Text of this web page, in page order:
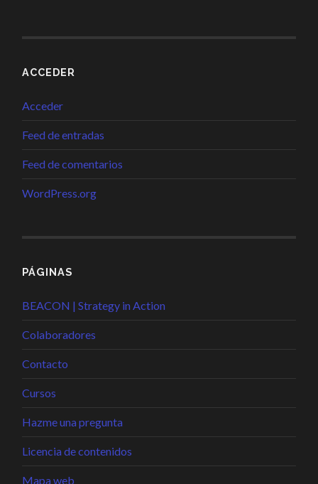
ACCEDER
Acceder
Feed de entradas
Feed de comentarios
WordPress.org
PÁGINAS
BEACON | Strategy in Action
Colaboradores
Contacto
Cursos
Hazme una pregunta
Licencia de contenidos
Mapa web